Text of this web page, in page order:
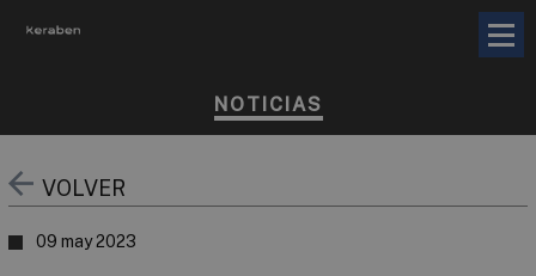
NOTICIAS
VOLVER
09 may 2023